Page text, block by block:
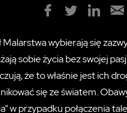
Malarstwa wybierają się
sobie życia bez swojej
że to właśnie jest ich
się ze światem.
w przypadku połączenia